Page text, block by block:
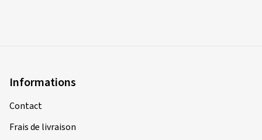
Informations
Contact
Frais de livraison